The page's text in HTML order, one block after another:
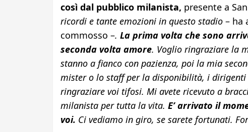
così dal pubblico milanista, presente a
ricordi e tante emozioni in questo stadio – ha
commosso –. La prima volta che sono
seconda volta amore. Voglio ringraziare la
stanno a fianco con pazienza, poi la mia
mister o lo staff per la disponibilità, i dirigenti
ringraziare voi tifosi. Mi avete ricevuto a
milanista per tutta la vita. E’ arrivato il
voi. Ci vediamo in giro, se sarete fortunati.